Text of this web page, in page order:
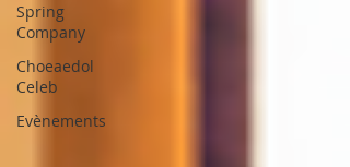
Spring
Company
Choeaedol
Celeb
Evènements